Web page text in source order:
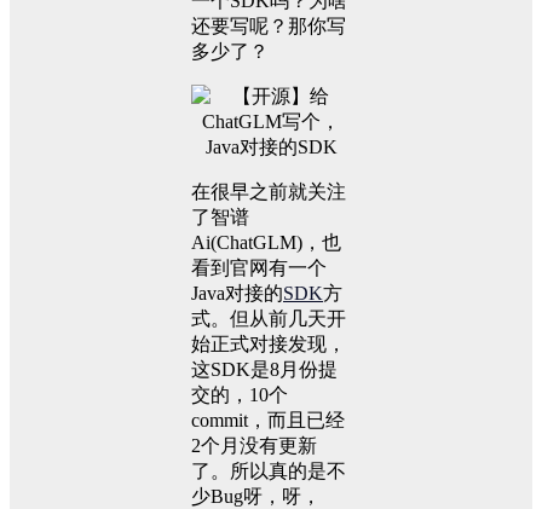
还要写呢？那你写
多少了？
在很早之前就关注
了智谱
Ai(ChatGLM)，也
看到官网有一个
Java对接的SDK方
式。但从前几天开
始正式对接发现，
这SDK是8月份提
交的，10个
commit，而且已经
2个月没有更新
了。所以真的是不
少Bug呀，呀，